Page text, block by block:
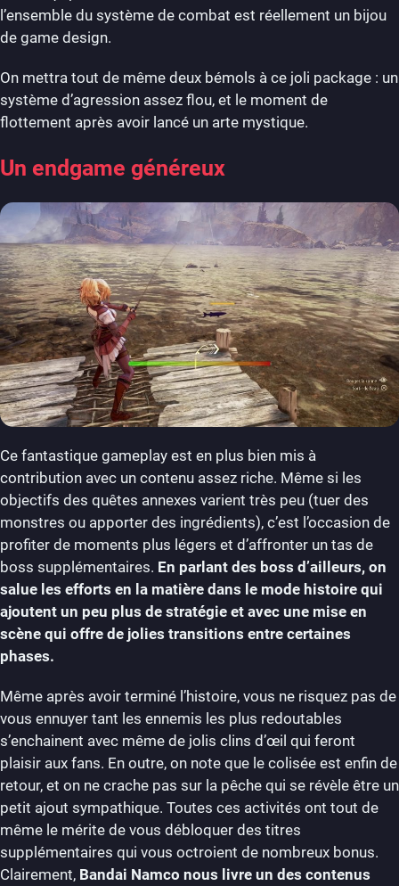
l’ensemble du système de combat est réellement un bijou
de game design.
On mettra tout de même deux bémols à ce joli package : un
système d’agression assez flou, et le moment de
flottement après avoir lancé un arte mystique.
Un endgame généreux
Ce fantastique gameplay est en plus bien mis à
contribution avec un contenu assez riche. Même si les
objectifs des quêtes annexes varient très peu (tuer des
monstres ou apporter des ingrédients), c’est l’occasion de
profiter de moments plus légers et d’affronter un tas de
boss supplémentaires. En parlant des boss d’ailleurs, on
salue les efforts en la matière dans le mode histoire qui
ajoutent un peu plus de stratégie et avec une mise en
scène qui offre de jolies transitions entre certaines
phases.
Même après avoir terminé l’histoire, vous ne risquez pas de
vous ennuyer tant les ennemis les plus redoutables
s’enchainent avec même de jolis clins d’œil qui feront
plaisir aux fans. En outre, on note que le colisée est enfin de
retour, et on ne crache pas sur la pêche qui se révèle être un
petit ajout sympathique. Toutes ces activités ont tout de
même le mérite de vous débloquer des titres
supplémentaires qui vous octroient de nombreux bonus.
Clairement, Bandai Namco nous livre un des contenus